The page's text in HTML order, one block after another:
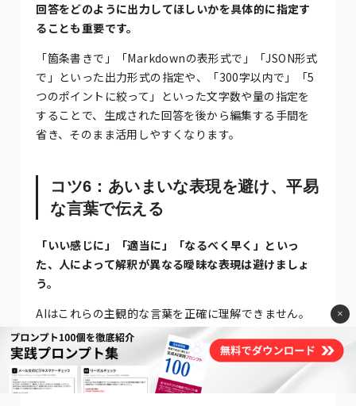
回答をどのように出力してほしいかを具体的に指定す
ることも重要です。
「箇条書きで」「Markdownの表形式で」「JSON形式
で」といった出力形式の指定や、「300字以内で」「5
つのポイントに絞って」といった文字数や量の指定を
することで、生成された回答を後から編集する手間を
省き、そのまま活用しやすくなります。
コツ6：あいまいな表現を避け、平易
な言葉で伝える
「いい感じに」「適当に」「なるべく早く」といっ
た、人によって解釈が異なる曖昧な表現は避けましょ
う。
AIはこれらの主観的な言葉を正確に理解できません。
誰が読んでも同じ意味に捉えられる、客観的で平易な
言葉を使って指示することが、意図通りの回答を得る
ための近道です。
×